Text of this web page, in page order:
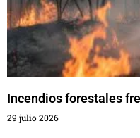
Incendios forestales
29 julio 2026